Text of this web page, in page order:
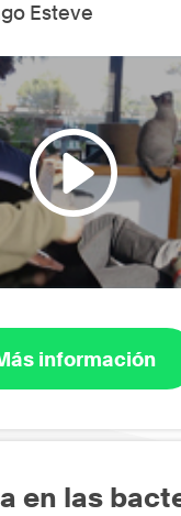
Esteve
información
en las